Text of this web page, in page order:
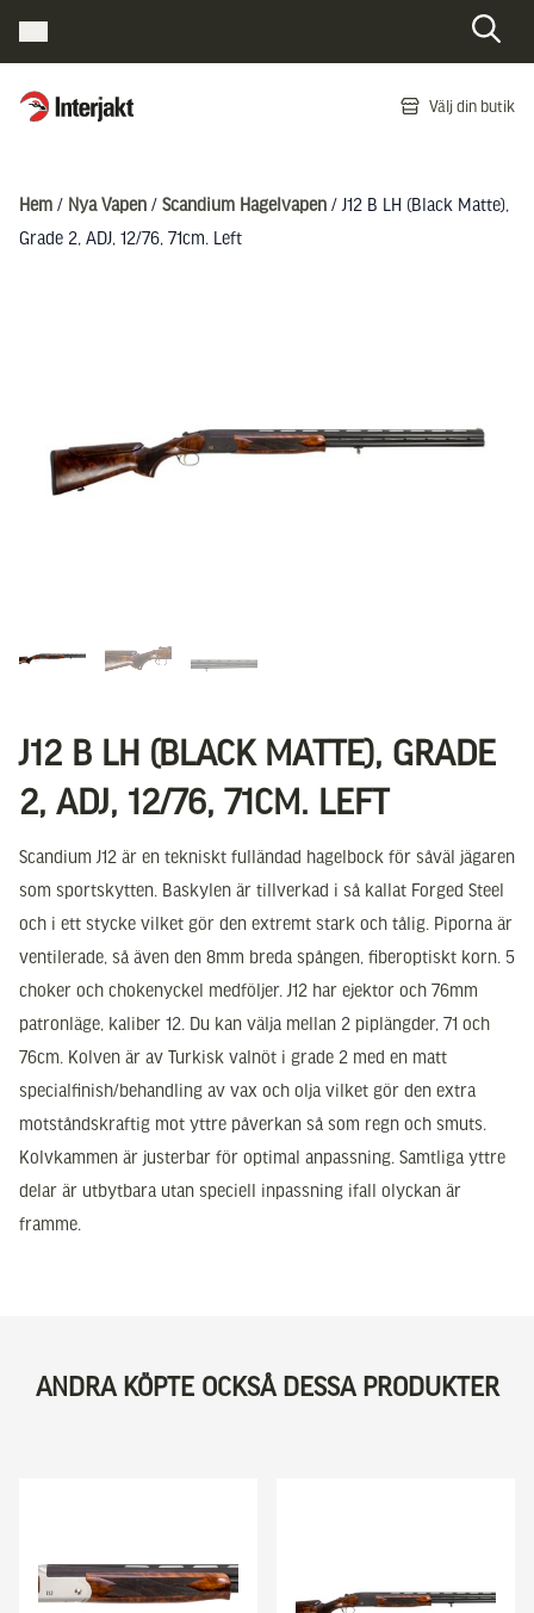
Interjakt SE Välj din butik
Hem / Nya Vapen / Scandium Hagelvapen / J12 B LH (Black Matte),
Grade 2, ADJ, 12/76, 71cm. Left
J12 B LH (BLACK MATTE), GRADE
2, ADJ, 12/76, 71CM. LEFT
Scandium J12 är en tekniskt fulländad hagelbock för såväl jägaren
som sportskytten. Baskylen är tillverkad i så kallat Forged Steel
och i ett stycke vilket gör den extremt stark och tålig. Piporna är
ventilerade, så även den 8mm breda spången, fiberoptiskt korn. 5
choker och chokenyckel medföljer. J12 har ejektor och 76mm
patronläge, kaliber 12. Du kan välja mellan 2 piplängder, 71 och
76cm. Kolven är av Turkisk valnöt i grade 2 med en matt
specialfinish/behandling av vax och olja vilket gör den extra
motståndskraftig mot yttre påverkan så som regn och smuts.
Kolvkammen är justerbar för optimal anpassning. Samtliga yttre
delar är utbytbara utan speciell inpassning ifall olyckan är
framme.
ANDRA KÖPTE OCKSÅ DESSA PRODUKTER